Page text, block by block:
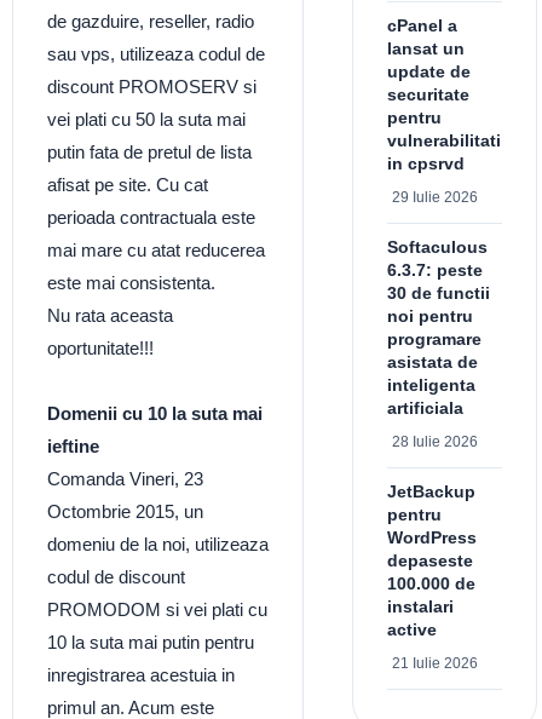
de gazduire, reseller, radio
sau vps, utilizeaza codul de
discount PROMOSERV si
vei plati cu 50 la suta mai
putin fata de pretul de lista
afisat pe site. Cu cat
perioada contractuala este
mai mare cu atat reducerea
este mai consistenta.
Nu rata aceasta
oportunitate!!!
Domenii cu 10 la suta mai
ieftine
Comanda Vineri, 23
Octombrie 2015, un
domeniu de la noi, utilizeaza
codul de discount
PROMODOM si vei plati cu
10 la suta mai putin pentru
inregistrarea acestuia in
primul an. Acum este
cPanel a
lansat un
update de
securitate
pentru
vulnerabilitati
in cpsrvd
29 Iulie 2026
Softaculous
6.3.7: peste
30 de functii
noi pentru
programare
asistata de
inteligenta
artificiala
28 Iulie 2026
JetBackup
pentru
WordPress
depaseste
100.000 de
instalari
active
21 Iulie 2026